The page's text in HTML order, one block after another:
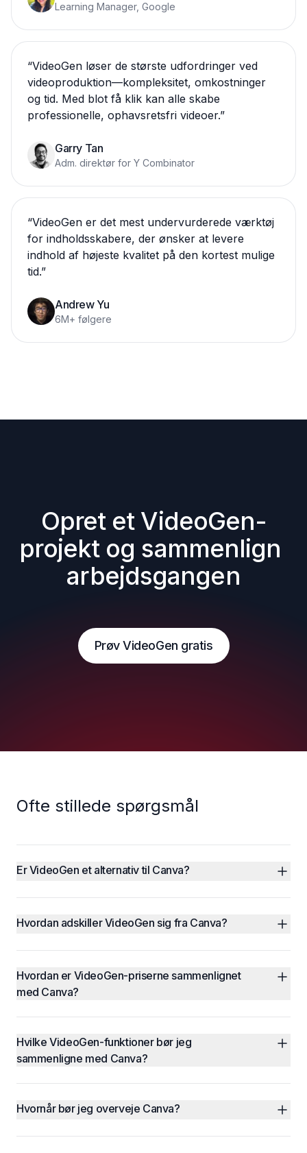
Learning Manager, Google
“VideoGen løser de største udfordringer ved
videoproduktion—kompleksitet, omkostninger
og tid. Med blot få klik kan alle skabe
professionelle, ophavsretsfri videoer.”
Garry Tan
Adm. direktør for Y Combinator
“VideoGen er det mest undervurderede værktøj
for indholdsskabere, der ønsker at levere
indhold af højeste kvalitet på den kortest mulige
tid.”
Andrew Yu
6M+ følgere
Opret et VideoGen-
projekt og sammenlign
arbejdsgangen
Prøv VideoGen gratis
Ofte stillede spørgsmål
Er VideoGen et alternativ til Canva?
Hvordan adskiller VideoGen sig fra Canva?
Hvordan er VideoGen-priserne sammenlignet
med Canva?
Hvilke VideoGen-funktioner bør jeg
sammenligne med Canva?
Hvornår bør jeg overveje Canva?